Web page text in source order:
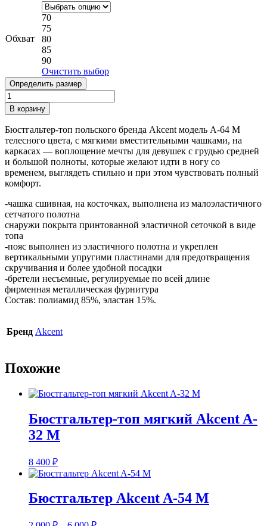
Обхват
70
75
80
85
90
Очистить выбор
Определить размер
Количество
товара
Бюстгальтер-
топ
Akcent
A-
64
M
В корзину
Бюстгальтер-топ польского бренда Akcent модель A-64 M
телесного цвета, с мягкими вместительными чашками, на
каркасах — воплощение мечты для девушек с грудью средней
и большой полноты, которые желают идти в ногу со
временем, выглядеть стильно и при этом чувствовать полный
комфорт.
-чашка сшивная, на косточках, выполнена из малоэластичного
сетчатого полотна
снаружи покрыта принтованной эластичной сеточкой в виде
топа
-пояс выполнен из эластичного полотна и укреплен
вертикальными упругими пластинами для предотвращения
скручивания и более удобной посадки
-бретели несъемные, регулируемые по всей длине
фирменная металлическая фурнитура
Состав: полиамид 85%, эластан 15%.
Бренд Akcent
Похожие
Бюстгальтер-топ мягкий Akcent A-
32 M
8 400 ₽
Бюстгальтер Akcent A-54 M
Диапазон